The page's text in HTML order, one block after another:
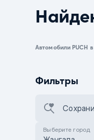
Автомобили PUCH
Фильтры
Выберите город